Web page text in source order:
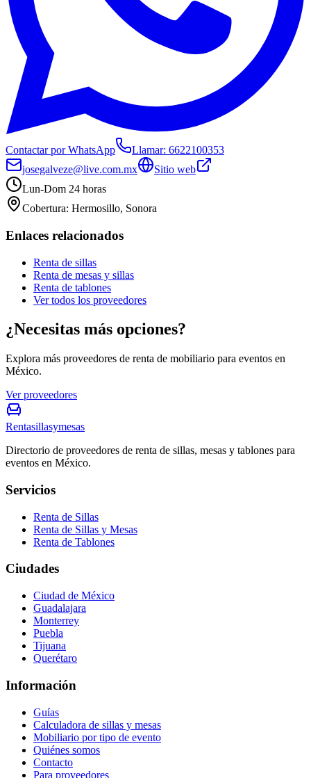
Contactar por WhatsApp Llamar: 6622100353
josegalveze@live.com.mx
Sitio web
Lun-Dom 24 horas
Cobertura: Hermosillo, Sonora
Enlaces relacionados
Renta de sillas
Renta de mesas y sillas
Renta de tablones
Ver todos los proveedores
¿Necesitas más opciones?
Explora más proveedores de renta de mobiliario para eventos en
México.
Ver proveedores
Rentasillasymesas
Directorio de proveedores de renta de sillas, mesas y tablones para
eventos en México.
Servicios
Renta de Sillas
Renta de Sillas y Mesas
Renta de Tablones
Ciudades
Ciudad de México
Guadalajara
Monterrey
Puebla
Tijuana
Querétaro
Información
Guías
Calculadora de sillas y mesas
Mobiliario por tipo de evento
Quiénes somos
Contacto
Para proveedores